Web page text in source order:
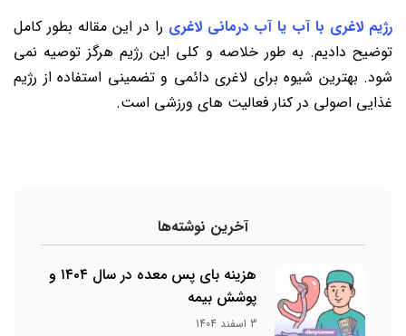
رژیم لاغری با آب یا آب درمانی لاغری را در این مقاله بطور کامل
توضیح دادیم. به طور خلاصه و کلی این رژیم هرگز توصیه نمی
‌شود. بهترین شیوه برای لاغری دائمی و تضمینی استفاده از رژیم
غذایی اصولی در کنار فعالیت های ورزشی است.
آخرین نوشته‌ها
هزینه بای پس معده در سال ۱۴۰۴ و
پوشش بیمه
3 اسفند 1404